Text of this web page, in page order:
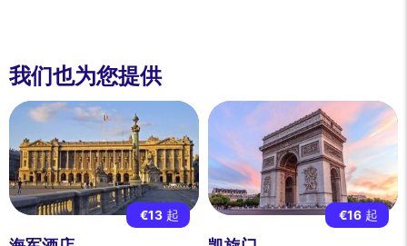
我们也为您提供
€13 起 €16起